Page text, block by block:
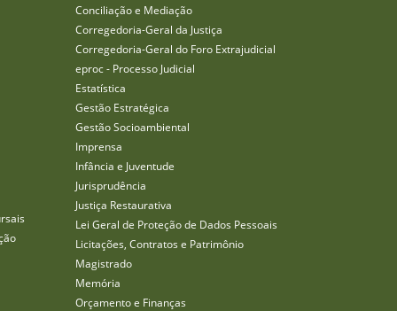
Conciliação e Mediação
Corregedoria-Geral da Justiça
Corregedoria-Geral do Foro Extrajudicial
eproc - Processo Judicial
Estatística
Gestão Estratégica
Gestão Socioambiental
Imprensa
Infância e Juventude
Jurisprudência
Justiça Restaurativa
Lei Geral de Proteção de Dados Pessoais
Licitações, Contratos e Patrimônio
Magistrado
Memória
Orçamento e Finanças